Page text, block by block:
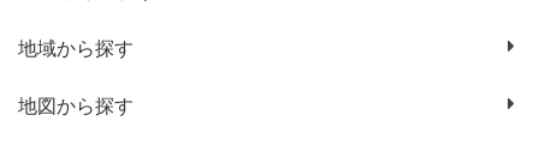
地域から探す
地図から探す